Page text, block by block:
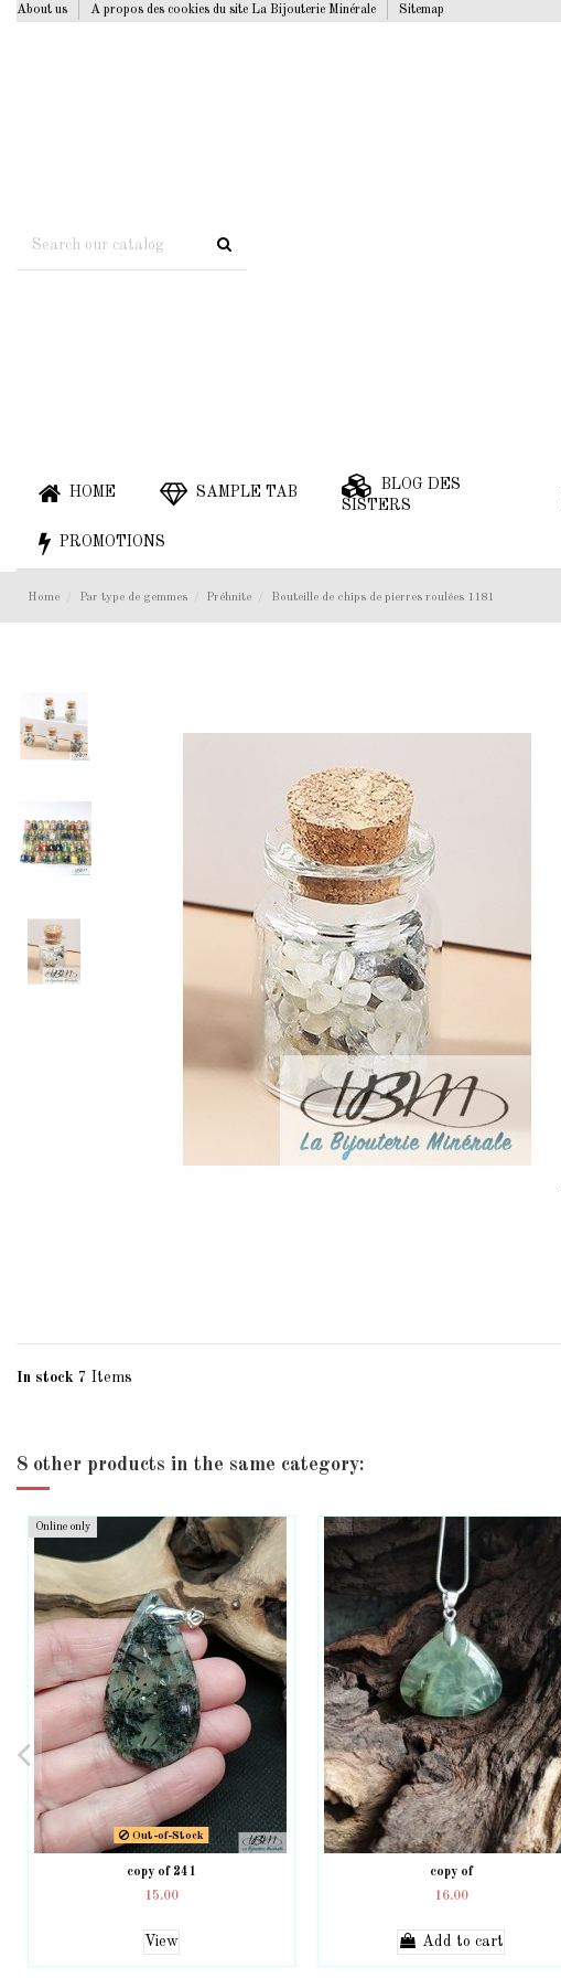
About us A propos des cookies du site La Bijouterie Minérale Sitemap
HOME SAMPLE TAB
BLOG DES
SISTERS
PROMOTIONS
Home Par type de gemmes Préhnite Bouteille de chips de pierres roulées 1181
In stock 7 Items
8 other products in the same category:
Online only
Out-of-Stock
copy of 241
15.00
View
copy of
16.00
Add to cart